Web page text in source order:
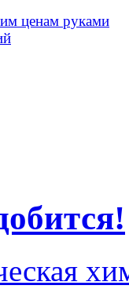
ценам руками